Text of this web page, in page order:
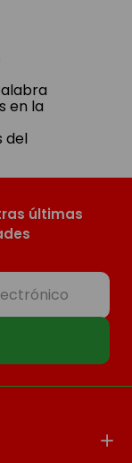
en la
del
últimas